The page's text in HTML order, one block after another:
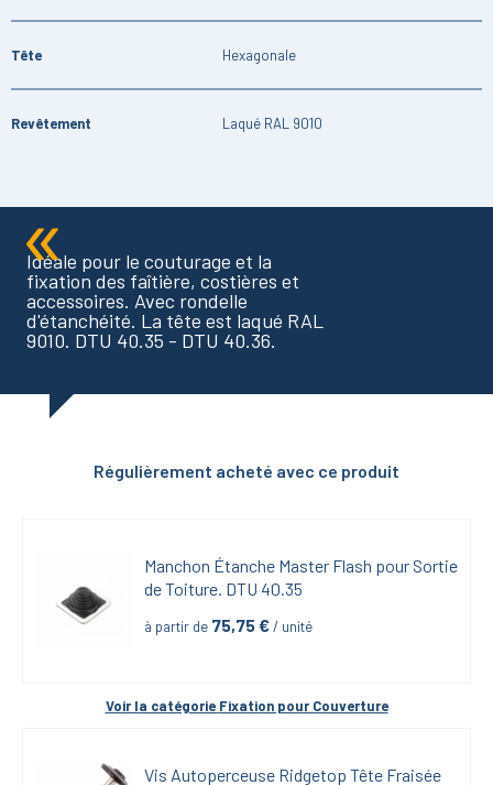
Tête Hexagonale
Revêtement Laqué RAL 9010
Idéale pour le couturage et la
fixation des faîtière, costières et
accessoires. Avec rondelle
d'étanchéité. La tête est laqué RAL
9010. DTU 40.35 - DTU 40.36.
Régulièrement acheté avec ce produit
Manchon Étanche Master Flash pour Sortie
de Toiture. DTU 40.35
à partir de 75,75 € / unité
Voir la catégorie Fixation pour Couverture
Vis Autoperceuse Ridgetop Tête Fraisée